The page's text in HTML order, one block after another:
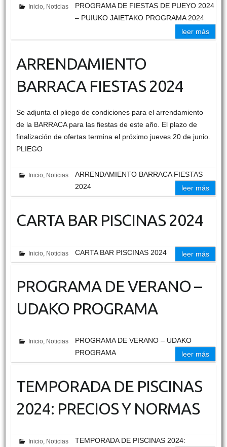
Inicio, Noticias
PROGRAMA DE FIESTAS DE PUEYO 2024
– PUIUKO JAIETAKO PROGRAMA 2024
leer más
ARRENDAMIENTO
BARRACA FIESTAS 2024
Se adjunta el pliego de condiciones para el arrendamiento
de la BARRACA para las fiestas de este año. El plazo de
finalización de ofertas termina el próximo jueves 20 de junio.
PLIEGO
Inicio, Noticias
ARRENDAMIENTO BARRACA FIESTAS
2024
leer más
CARTA BAR PISCINAS 2024
Inicio Noticias CARTA BAR PISCINAS 2024 leer más
PROGRAMA DE VERANO –
UDAKO PROGRAMA
Inicio Noticias
PROGRAMA DE VERANO – UDAKO
PROGRAMA
leer más
TEMPORADA DE PISCINAS
2024: PRECIOS Y NORMAS
Inicio Noticias TEMPORADA DE PISCINAS 2024: